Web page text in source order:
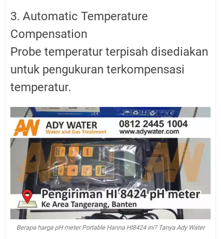
3. Automatic Temperature
Compensation
Probe temperatur terpisah disediakan
untuk pengukuran terkompensasi
temperatur.
Berapa harga pH meter Portable Hanna HI8424 ini? Tanya Ady Water